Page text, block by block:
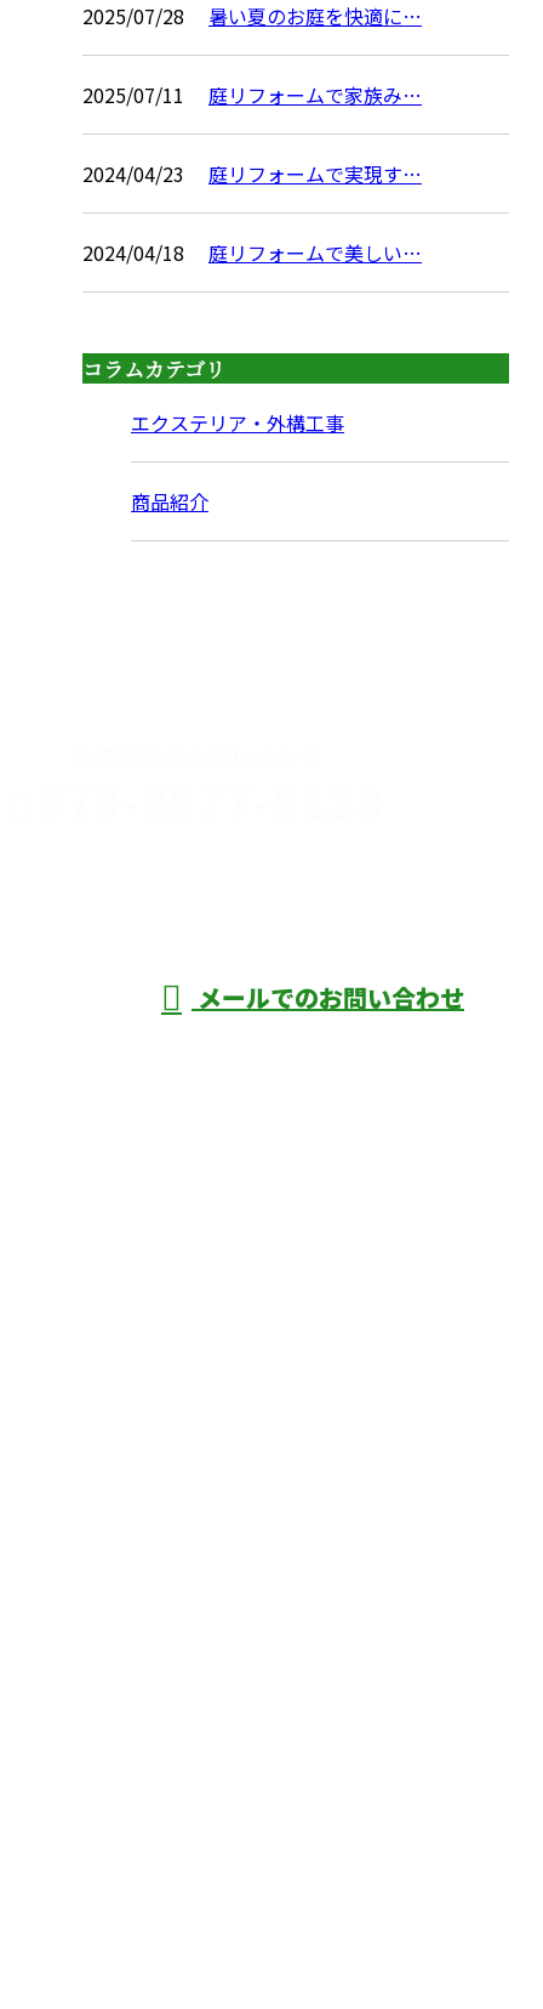
2025/07/28 暑い夏のお庭を快適に…
2025/07/11 庭リフォームで家族み…
2024/04/23 庭リフォームで実現す…
2024/04/18 庭リフォームで美しい…
コラムカテゴリ
エクステリア・外構工事
商品紹介
メールでのお問い合わせ